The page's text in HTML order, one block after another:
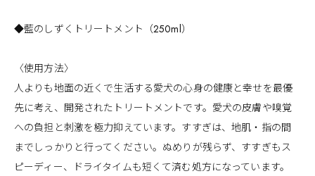
◆藍のしずくトリートメント（250ml）
〈使用方法〉
人よりも地面の近くで生活する愛犬の心身の健康と幸せを最優
先に考え、開発されたトリートメントです。愛犬の皮膚や嗅覚
への負担と刺激を極力抑えています。すすぎは、地肌・指の間
までしっかりと行ってください。ぬめりが残らず、すすぎもス
ピーディー、ドライタイムも短くて済む処方になっています。